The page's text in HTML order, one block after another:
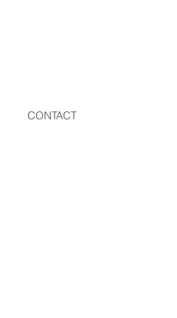
CONTACT